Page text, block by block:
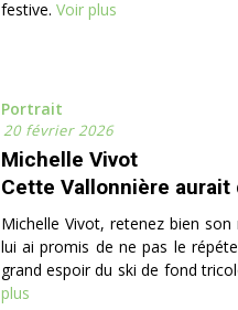
festive. Voir plus
Portrait
20 février 2026
Michelle Vivot
Cette Vallonnière
Michelle Vivot, retenez bien
lui ai promis de ne pas le
grand espoir du ski de fond
plus